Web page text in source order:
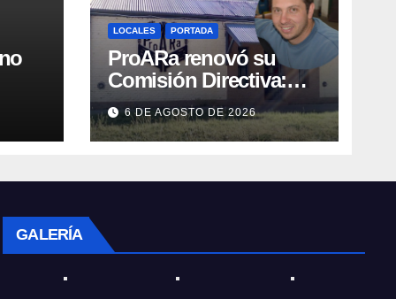
LOCALES PORTADA
ProARa renovó su
Comisión Directiva:
Emiliano Etchevers es
el nuevo Presidente de
la entidad
6 DE AGOSTO DE 2026
GALERÍA